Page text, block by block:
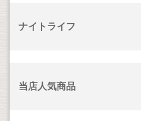
ナイトライフ
当店人気商品